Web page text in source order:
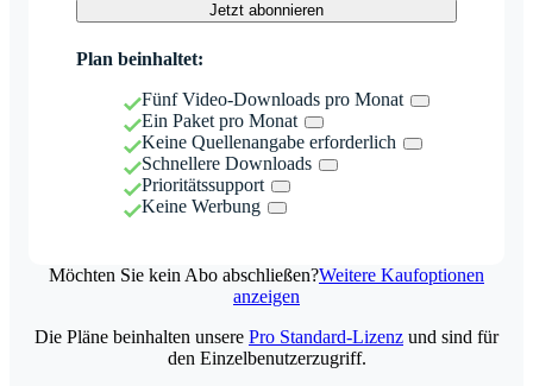
Jetzt abonnieren
Plan beinhaltet:
Fünf Video-Downloads pro Monat
Ein Paket pro Monat
Keine Quellenangabe erforderlich
Schnellere Downloads
Prioritätssupport
Keine Werbung
Möchten Sie kein Abo abschließen?Weitere Kaufoptionen
anzeigen
Die Pläne beinhalten unsere Pro Standard-Lizenz und sind für
den Einzelbenutzerzugriff.